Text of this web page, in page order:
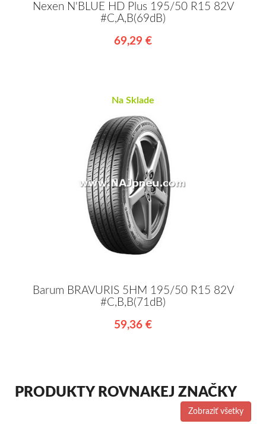
Nexen N'BLUE HD Plus 195/50 R15 82V
#C,A,B(69dB)
69,29 €
Na Sklade
Barum BRAVURIS 5HM 195/50 R15 82V
#C,B,B(71dB)
59,36 €
PRODUKTY ROVNAKEJ ZNAČKY
Zobraziť všetky